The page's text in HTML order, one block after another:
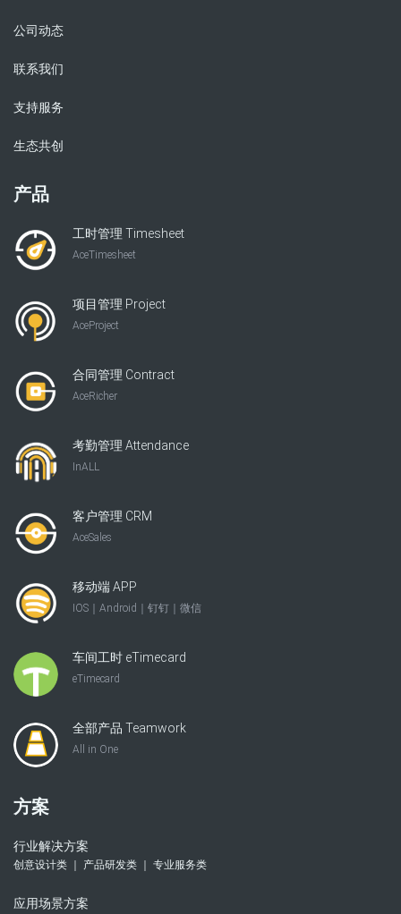
公司动态
联系我们
支持服务
生态共创
产品
工时管理 Timesheet
AceTimesheet
项目管理 Project
AceProject
合同管理 Contract
AceRicher
考勤管理 Attendance
InALL
客户管理 CRM
AceSales
移动端 APP
IOS｜Android｜钉钉｜微信
车间工时 eTimecard
eTimecard
全部产品 Teamwork
All in One
方案
行业解决方案
创意设计类 ｜ 产品研发类 ｜ 专业服务类
应用场景方案